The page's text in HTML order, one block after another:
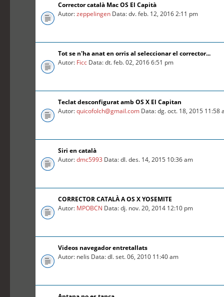
Corrector català Mac OS El Capità
Autor:zeppelingen Data: dv. feb. 12, 2016 2:11 pm
Tot se n'ha anat en orris al seleccionar el corrector...
Autor: Ficc Data: dt. feb. 02, 2016 6:51 pm
Teclat desconfigurat amb OS X El Capitan
Autor:quicofolch@gmail.com Data: dg. oct. 18, 2015 11:58
Siri en català
Autor:dmc5993 Data: dl. des. 14, 2015 10:36 am
CORRECTOR CATALÀ A OS X YOSEMITE
Autor: MPOBCN Data: dj. nov. 20, 2014 12:10 pm
Videos navegador entretallats
Autor: nelis Data: dl. set. 06, 2010 11:40 am